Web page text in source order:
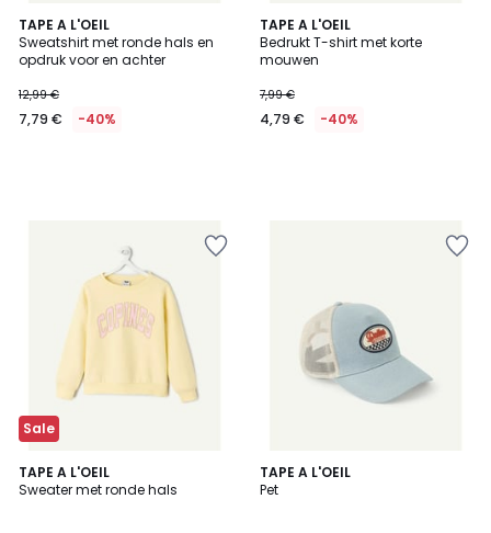
TAPE A L'OEIL
Sweatshirt met ronde hals en
opdruk voor en achter
12,99 €
7,79 € -40%
TAPE A L'OEIL
Bedrukt T-shirt met korte
mouwen
7,99 €
4,79 € -40%
Sale
TAPE A L'OEIL
Sweater met ronde hals
2
Kleuren
TAPE A L'OEIL
Pet